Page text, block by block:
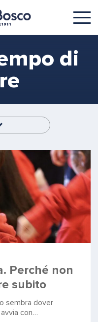
di
Perché non
subito
sembra dover
con…